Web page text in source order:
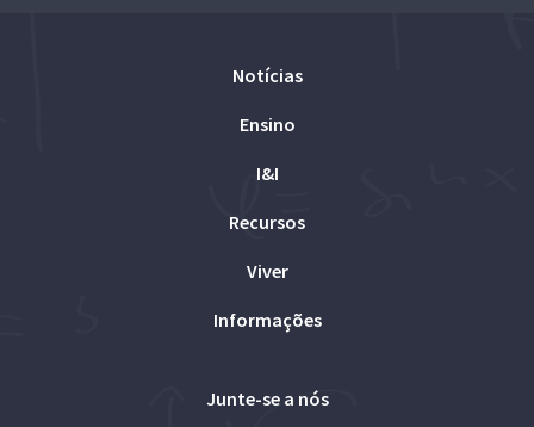
Notícias
Ensino
I&I
Recursos
Viver
Informações
Junte-se a nós